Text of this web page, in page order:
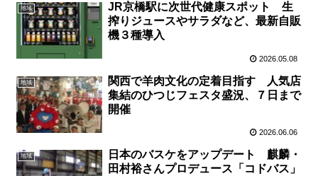
地域
JR京橋駅に次世代健康スポット 生
搾りジュースやサラダなど、最新自販
機３種導入
2026.05.08
地域
関西で羊肉文化の定着目指す 人気店
集結のひつじフェスタ盛況、７日まで
開催
2026.06.06
地域
日本のバスケをアップデート 麒麟・
田村裕さんプロデュース「コドバス」